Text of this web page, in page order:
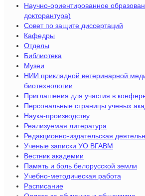
Научно-ориентированное
докторантура)
Совет по защите диссертаций
Кафедры
Отделы
Библиотека
Музеи
НИИ прикладной ветеринарной
биотехнологии
Приглашения для участия в
Персональные страницы ученых
Наука-производству
Реализуемая литература
Редакционно-издательская
Ученые записки УО ВГАВМ
Вестник академии
Память и боль белорусской земли
Учебно-методическая работа
Расписание